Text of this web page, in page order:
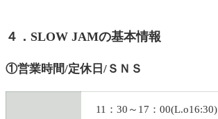
４．SLOW JAMの基本情報
①営業時間/定休日/ＳＮＳ
11：30～17：00(L.o16:30)